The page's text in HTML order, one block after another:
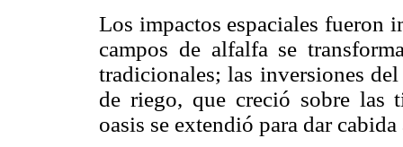
Los impactos espaciales fueron
campos de alfalfa se
tradicionales; las inversiones
de riego, que creció sobre las
oasis se extendió para dar